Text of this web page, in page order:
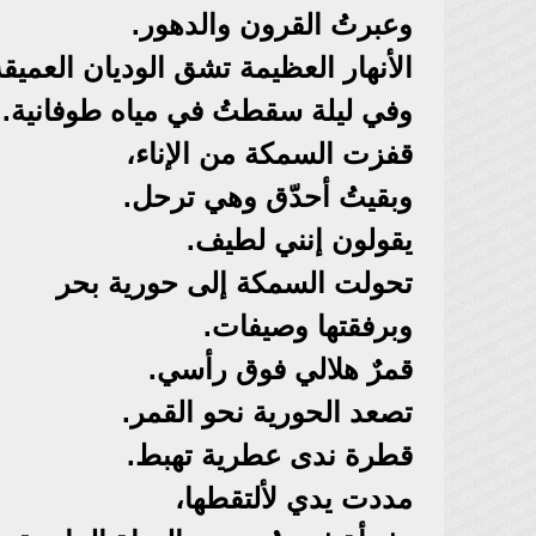
وعبرتُ القرون والدهور.
الأنهار العظيمة تشق الوديان
وفي ليلة سقطتُ في مياه طوفانية.
قفزت السمكة من الإناء،
وبقيتُ أحدّق وهي ترحل.
يقولون إنني لطيف.
تحولت السمكة إلى حورية بحر
وبرفقتها وصيفات.
قمرٌ هلالي فوق رأسي.
تصعد الحورية نحو القمر.
قطرة ندى عطرية تهبط.
مددت يدي لألتقطها،